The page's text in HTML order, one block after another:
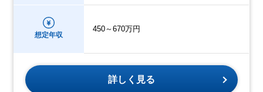
想定年収
450～670万円
詳しく見る